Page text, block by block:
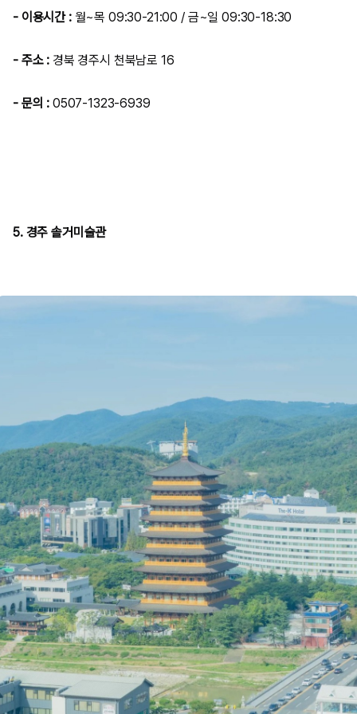
- 이용시간 : 월~목 09:30-21:00 / 금~일 09:30-18:30
- 주소 : 경북 경주시 천북남로 16
- 문의 : 0507-1323-6939
5. 경주 솔거미술관